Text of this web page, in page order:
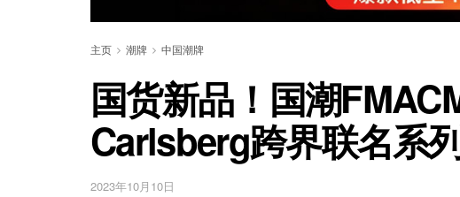
主页 潮牌 中国潮牌
国货新品！国潮
Carlsberg跨界联名系
2023年10月10日